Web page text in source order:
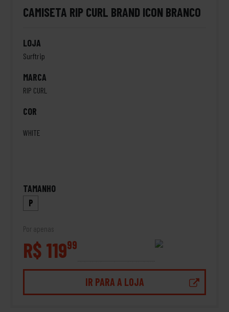
CAMISETA RIP CURL BRAND ICON BRANCO
LOJA
Surftrip
MARCA
RIP CURL
COR
WHITE
TAMANHO
P
Por apenas
R$ 11999
IR PARA A LOJA